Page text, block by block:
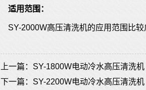
适用范围：
SY-2000W高压清洗机的应用范围比
上一篇： SY-1800W电动冷水高压清洗机
下一篇： SY-2200W电动冷水高压清洗机